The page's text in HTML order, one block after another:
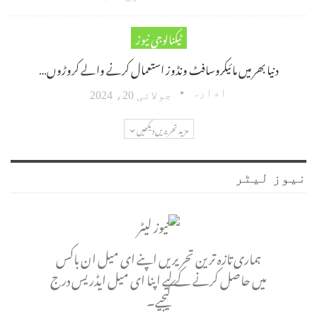
ٹیکنالوجی نیوز
دنیا بھر میں مائیکروسافٹ ونڈوز استعمال کرنے والے کروڑوں…
ادارہ جولائی 20، 2024
مزید تحریریں دیکھیں
نیوز لیٹر
ہماری تازہ ترین تحریریں اپنے ای میل ان باکس
میں حاصل کرنے کے لیے اپنا ای میل ایڈریس درج
کیجیے۔